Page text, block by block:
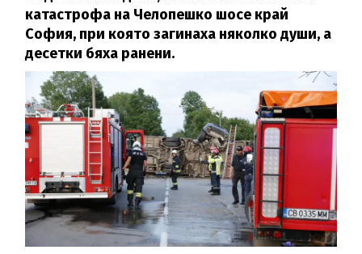
катастрофа на Челопешко шосе край
София, при която загинаха няколко души, а
десетки бяха ранени.